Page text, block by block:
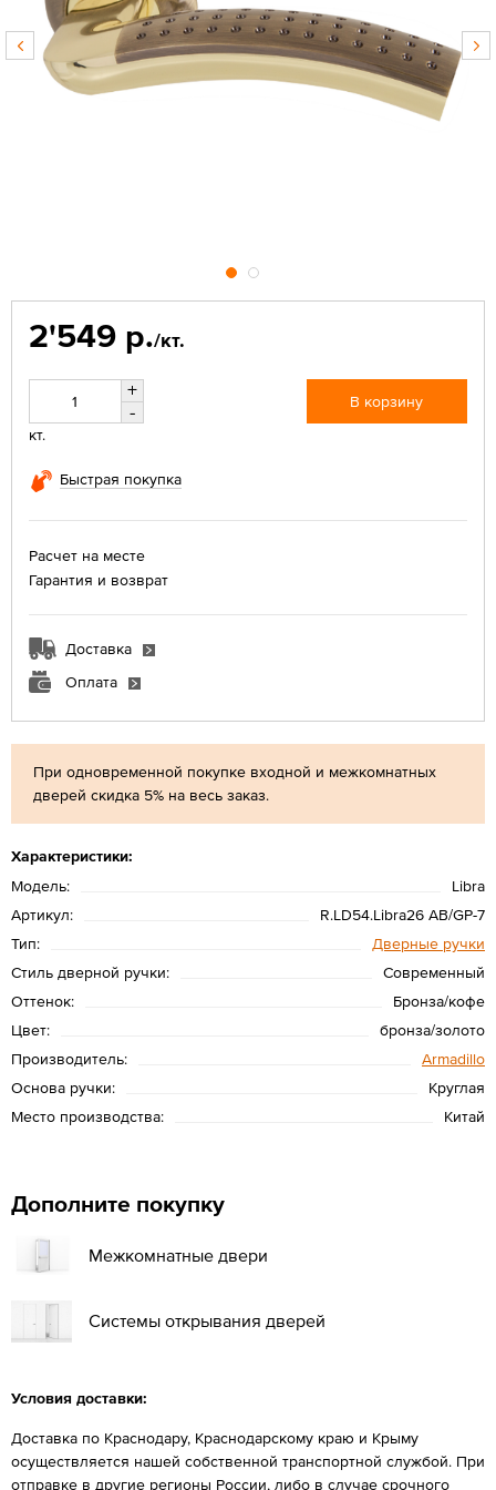
При одновременной покупке входной и межкомнатных
дверей скидка 5% на весь заказ.
Характеристики:
Модель:
Libra
Артикул:
R.LD54.Libra26 AB/GP-7
Тип:
Дверные ручки
Стиль дверной ручки:
Современный
Оттенок:
Бронза/кофе
Цвет:
бронза/золото
Производитель:
Armadillo
Основа ручки:
Круглая
Место производства:
Китай
2'549 р./кт.
+
-
кт.
В корзину
Быстрая покупка
Расчет на месте
Гарантия и возврат
Доставка
Оплата
Дополните покупку
Межкомнатные двери
Системы открывания дверей
Условия доставки:
Доставка по Краснодару, Краснодарскому краю и Крыму
осуществляется нашей собственной транспортной службой. При
отправке в другие регионы России, либо в случае срочного